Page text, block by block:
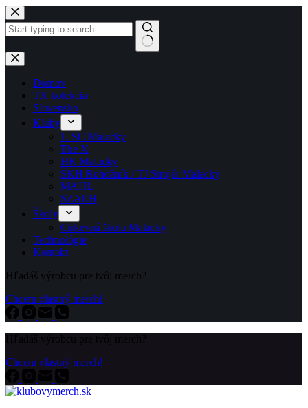
Skip
to
content
No
results
Domov
TX kolekcia
Slovensko
Kluby
1. SC Malacky
The X
HK Malacky
ŠKH Rohožník / TJ Strojár Malacky
MAHL
SZAĽH
Školy
Cirkevná škola Malacky
Technológie
Kontakt
Hľadáš výrobcu pre tvôj merch?
Chcem vlastný merch!
Chcem vlastný merch!